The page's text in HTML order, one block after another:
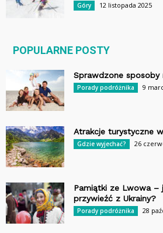
Góry 12 listopada 2025
POPULARNE POSTY
Sprawdzone sposoby
Porady podróżnika 9
Atrakcje turystyczne
Gdzie wyjechać? 26
Pamiątki ze Lwowa –
przywieźć z Ukrainy?
Porady podróżnika 28